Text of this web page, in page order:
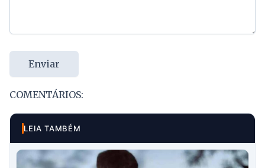
Enviar
COMENTÁRIOS:
LEIA TAMBÉM